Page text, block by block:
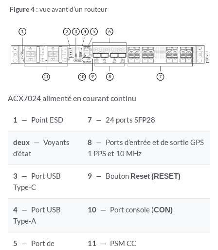
Figure 4 : vue avant d’un routeur
ACX7024 alimenté en courant continu
1 — Point ESD 7 — 24 ports SFP28
deux — Voyants
d’état
8 — Ports d’entrée et de sortie GPS
1 PPS et 10 MHz
3 — Port USB
Type-C
9 — Bouton Reset (RESET)
4 — Port USB
Type-A
10 — Port console (CON)
5 — Port de
11 — PSM CC